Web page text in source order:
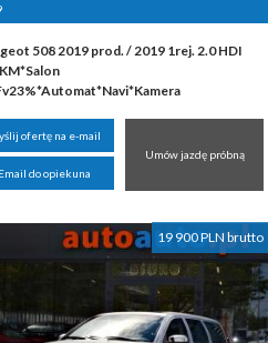
508 2019 prod. / 2019 1rej. 2.0 HDI
ofertę na e-mail
Email do opiekuna
Umów jazdę próbną
19 900 PLN brutto